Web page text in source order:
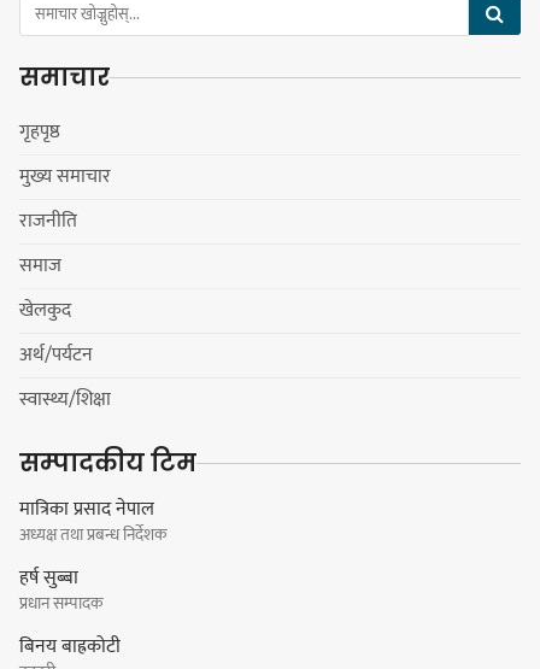
हिमालयन मेघा,हिमशिखर, पाराडाइज र
जनालाई विद्वत सम्मान
समाचार
गृहपृष्ठ
मुख्य समाचार
राजनीति
समाज
खेलकुद
अर्थ/पर्यटन
स्वास्थ्य/शिक्षा
सम्पादकीय टिम
मात्रिका प्रसाद नेपाल
अध्यक्ष तथा प्रबन्ध निर्देशक
हर्ष सुब्बा
प्रधान सम्पादक
बिनय बाह्रकोटी